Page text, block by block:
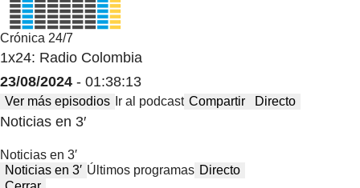
Crónica 24/7
1x24: Radio Colombia
23/08/2024 - 01:38:13
Ver más episodios Ir al podcast Compartir Directo
Noticias en 3′
Noticias en 3′
Noticias en 3′ Últimos programas Directo